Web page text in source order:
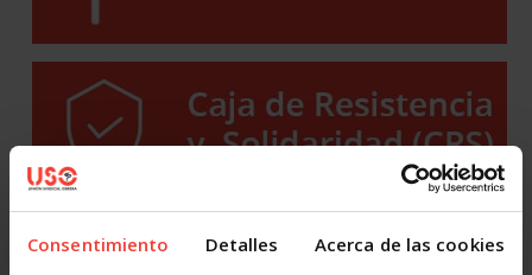
Consentimiento Detalles Acerca de las cookies